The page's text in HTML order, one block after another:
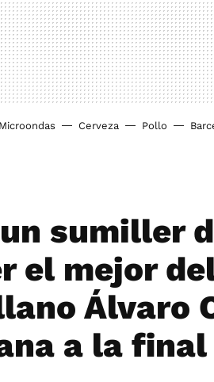
Microondas Cerveza Pollo
sumiller
el mejor
Álvaro
a la final